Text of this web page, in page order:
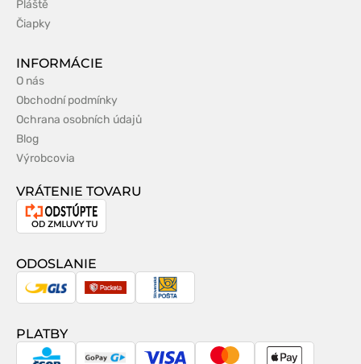
Pláště
Čiapky
INFORMÁCIE
O nás
Obchodní podmínky
Ochrana osobních údajů
Blog
Výrobcovia
VRÁTENIE TOVARU
Odstúpenie
zmluvy
ODOSLANIE
GLS Packeta
Slovenská
PLATBY